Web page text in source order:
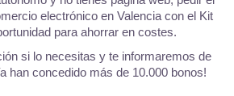
electrónico en Valencia con el Kit
para ahorrar en costes.
si lo necesitas y te informaremos de
han concedido más de 10.000 bonos!